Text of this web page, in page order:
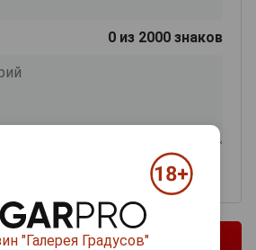
0 из 2000 знаков
"Галерея Градусов"